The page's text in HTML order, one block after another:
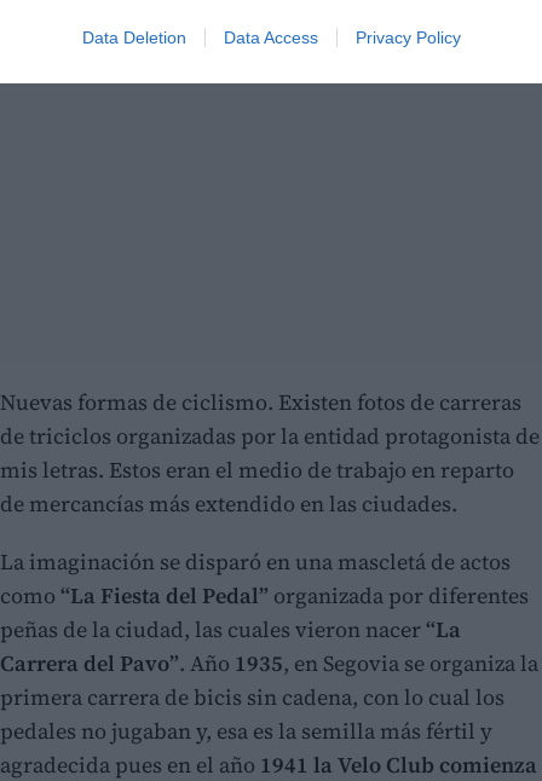
Data Deletion Data Access Privacy Policy
Nuevas formas de ciclismo. Existen fotos de carreras
de triciclos organizadas por la entidad protagonista de
mis letras. Estos eran el medio de trabajo en reparto
de mercancías más extendido en las ciudades.
La imaginación se disparó en una mascletá de actos
como “La Fiesta del Pedal” organizada por diferentes
peñas de la ciudad, las cuales vieron nacer “La
Carrera del Pavo”. Año 1935, en Segovia se organiza la
primera carrera de bicis sin cadena, con lo cual los
pedales no jugaban y, esa es la semilla más fértil y
agradecida pues en el año 1941 la Velo Club comienza